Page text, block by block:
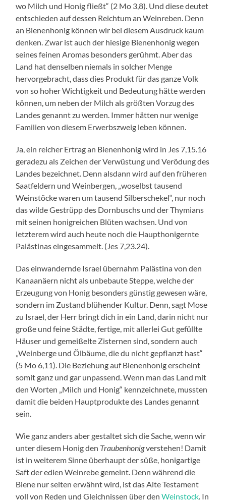
wo Milch und Honig fließt“ (2 Mo 3,8). Und diese deutet
entschieden auf dessen Reichtum an Weinreben. Denn
an Bienenhonig können wir bei diesem Ausdruck kaum
denken. Zwar ist auch der hiesige Bienenhonig wegen
seines feinen Aromas besonders gerühmt. Aber das
Land hat denselben niemals in solcher Menge
hervorgebracht, dass dies Produkt für das ganze Volk
von so hoher Wichtigkeit und Bedeutung hätte werden
können, um neben der Milch als größten Vorzug des
Landes genannt zu werden. Immer hätten nur wenige
Familien von diesem Erwerbszweig leben können.
Ja, ein reicher Ertrag an Bienenhonig wird in Jes 7,15.16
geradezu als Zeichen der Verwüstung und Verödung des
Landes bezeichnet. Denn alsdann wird auf den früheren
Saatfeldern und Weinbergen, „woselbst tausend
Weinstöcke waren um tausend Silberschekel“, nur noch
das wilde Gestrüpp des Dornbuschs und der Thymians
mit seinen honigreichen Blüten wachsen. Und von
letzterem wird auch heute noch die Haupthonigernte
Palästinas eingesammelt. (Jes 7,23.24).
Das einwandernde Israel übernahm Palästina von den
Kanaanäern nicht als unbebaute Steppe, welche der
Erzeugung von Honig besonders günstig gewesen wäre,
sondern im Zustand blühender Kultur. Denn, sagt Mose
zu Israel, der Herr bringt dich in ein Land, darin nicht nur
große und feine Städte, fertige, mit allerlei Gut gefüllte
Häuser und gemeißelte Zisternen sind, sondern auch
„Weinberge und Ölbäume, die du nicht gepflanzt hast“
(5 Mo 6,11). Die Beziehung auf Bienenhonig erscheint
somit ganz und gar unpassend. Wenn man das Land mit
den Worten „Milch und Honig“ kennzeichnete, mussten
damit die beiden Hauptprodukte des Landes genannt
sein.
Wie ganz anders aber gestaltet sich die Sache, wenn wir
unter diesem Honig den Traubenhonigverstehen! Damit
ist in weiterem Sinne überhaupt der süße, honigartige
Saft der edlen Weinrebe gemeint. Denn während die
Biene nur selten erwähnt wird, ist das Alte Testament
voll von Reden und Gleichnissen über denWeinstock. In